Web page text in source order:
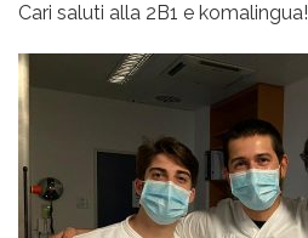
Cari saluti alla 2B1 e komalingua!